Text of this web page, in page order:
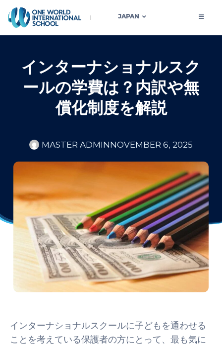
JAPAN
インターナショナルスク
ールの学費は？内訳や無
償化制度を解説
MASTER ADMINNOVEMBER 6, 2025
インターナショナルスクールに子どもを通わせる
ことを考えている保護者の方にとって、最も気に